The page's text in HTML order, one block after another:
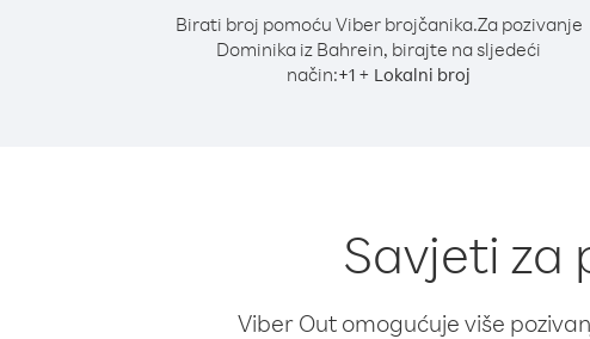
Birati broj pomoću Viber brojčanika.Za pozivanje
Dominika iz Bahrein, birajte na sljedeći
način:+1 + Lokalni broj
Savjeti za
Viber Out omogućuje više